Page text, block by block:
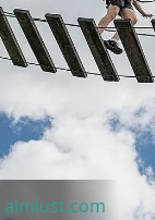
almlust.com